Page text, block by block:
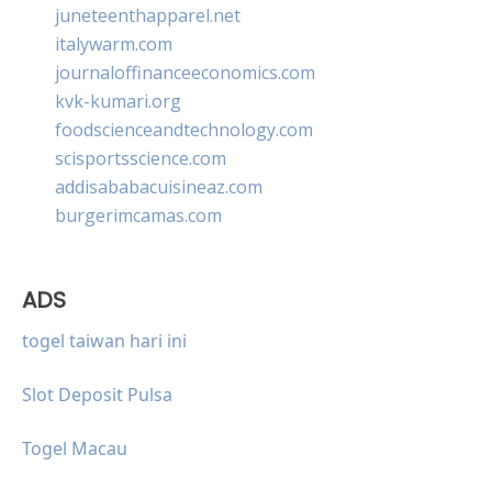
juneteenthapparel.net
italywarm.com
journaloffinanceeconomics.com
kvk-kumari.org
foodscienceandtechnology.com
scisportsscience.com
addisababacuisineaz.com
burgerimcamas.com
ADS
togel taiwan hari ini
Slot Deposit Pulsa
Togel Macau